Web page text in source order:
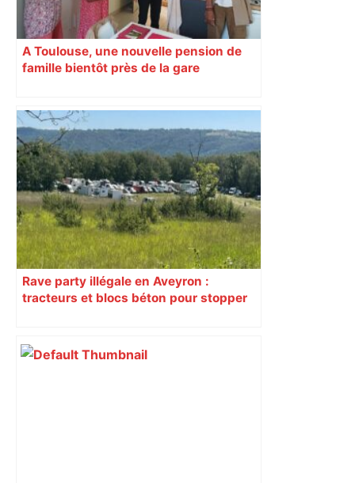
A Toulouse, une nouvelle pension de
famille bientôt près de la gare
Rave party illégale en Aveyron :
tracteurs et blocs béton pour stopper